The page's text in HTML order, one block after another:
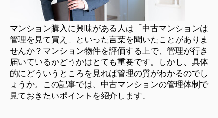
マンション購入に興味がある人は「中古マンションは
管理を見て買え」といった言葉を聞いたことがありま
せんか？マンション物件を評価する上で、管理が行き
届いているかどうかはとても重要です。しかし、具体
的にどういうところを見れば管理の質がわかるのでし
ょうか。この記事では、中古マンションの管理体制で
見ておきたいポイントを紹介します。